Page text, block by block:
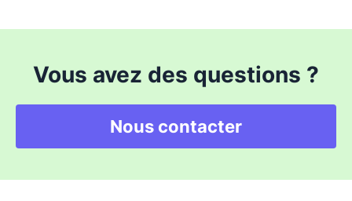
Vous avez des questions ?
Nous contacter